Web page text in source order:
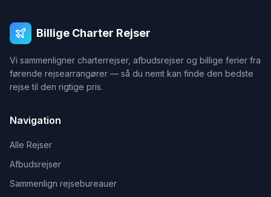
Billige Charter Rejser
Vi sammenligner charterrejser, afbudsrejser og billige ferier fra
førende rejsearrangører — så du nemt kan finde den bedste
rejse til den rigtige pris.
Navigation
Alle Rejser
Afbudsrejser
Sammenlign rejsebureauer